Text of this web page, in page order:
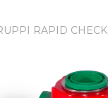
RAPID CHECK